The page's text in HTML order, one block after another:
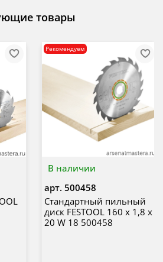
товары
В наличии
Рекомендуем
арт. 500458
Стандартный пильный
диск FESTOOL 160 x 1,8 x
20 W 18 500458